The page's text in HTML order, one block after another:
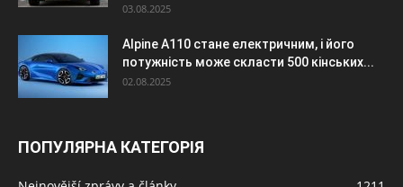
03.08.2025
Alpine A110 стане електричним, і його
потужність може скласти 500 кінських...
02.08.2025
ПОПУЛЯРНА КАТЕГОРІЯ